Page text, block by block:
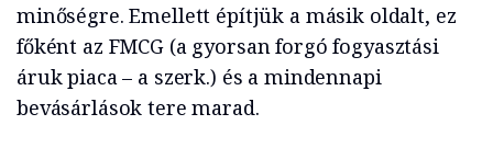
minőségre. Emellett építjük a másik oldalt, ez
főként az FMCG (a gyorsan forgó fogyasztási
áruk piaca – a szerk.) és a mindennapi
bevásárlások tere marad.